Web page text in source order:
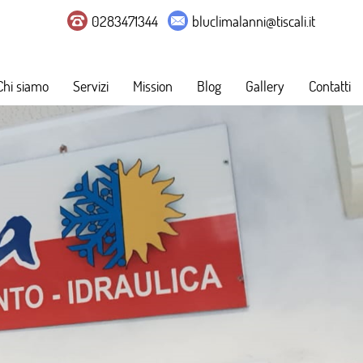
0283471344 bluclimalanni@tiscali.it
siamo Servizi Mission Blog Gallery Contatti